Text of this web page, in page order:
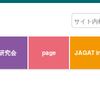
究会 page JAGAT